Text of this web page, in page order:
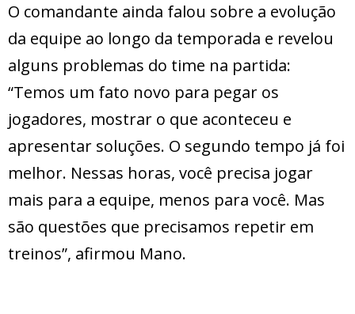
O comandante ainda falou sobre a evolução
da equipe ao longo da temporada e revelou
alguns problemas do time na partida:
“Temos um fato novo para pegar os
jogadores, mostrar o que aconteceu e
apresentar soluções. O segundo tempo já foi
melhor. Nessas horas, você precisa jogar
mais para a equipe, menos para você. Mas
são questões que precisamos repetir em
treinos”, afirmou Mano.